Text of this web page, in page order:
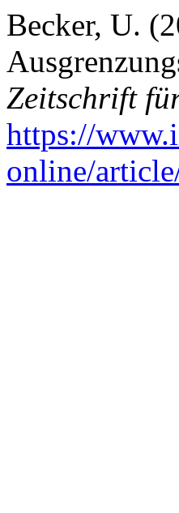
Becker, U.
Zeitschrift
https://
online/